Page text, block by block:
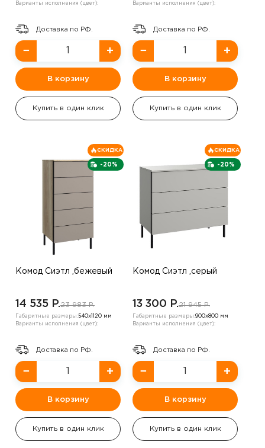
Варианты исполнения (цвет):
Доставка по РФ.
− +
В корзину
Купить в один клик
Варианты исполнения (цвет):
Доставка по РФ.
− +
В корзину
Купить в один клик
-20%
СКИДКА
Комод Сиэтл ,бежевый
14 535 P.23 983 P.
Габаритные размеры:540х1120 мм
Варианты исполнения (цвет):
Доставка по РФ.
− +
В корзину
Купить в один клик
-20%
СКИДКА
Комод Сиэтл ,серый
13 300 P.21 945 P.
Габаритные размеры:900х800 мм
Варианты исполнения (цвет):
Доставка по РФ.
− +
В корзину
Купить в один клик